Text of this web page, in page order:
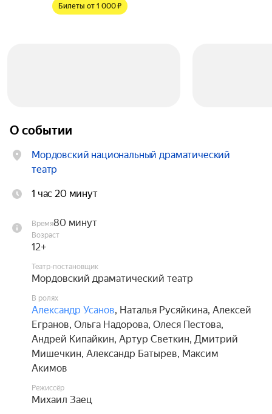
Билеты от 1 000 ₽
О событии
Мордовский национальный драматический
театр
1 час 20 минут
Время80 минут
Возраст
12+
Театр-постановщик
Мордовский драматический театр
В ролях
Александр Усанов, Наталья Русяйкина, Алексей
Егранов, Ольга Надорова, Олеся Пестова,
Андрей Кипайкин, Артур Светкин, Дмитрий
Мишечкин, Александр Батырев, Максим
Акимов
Режиссёр
Михаил Заец